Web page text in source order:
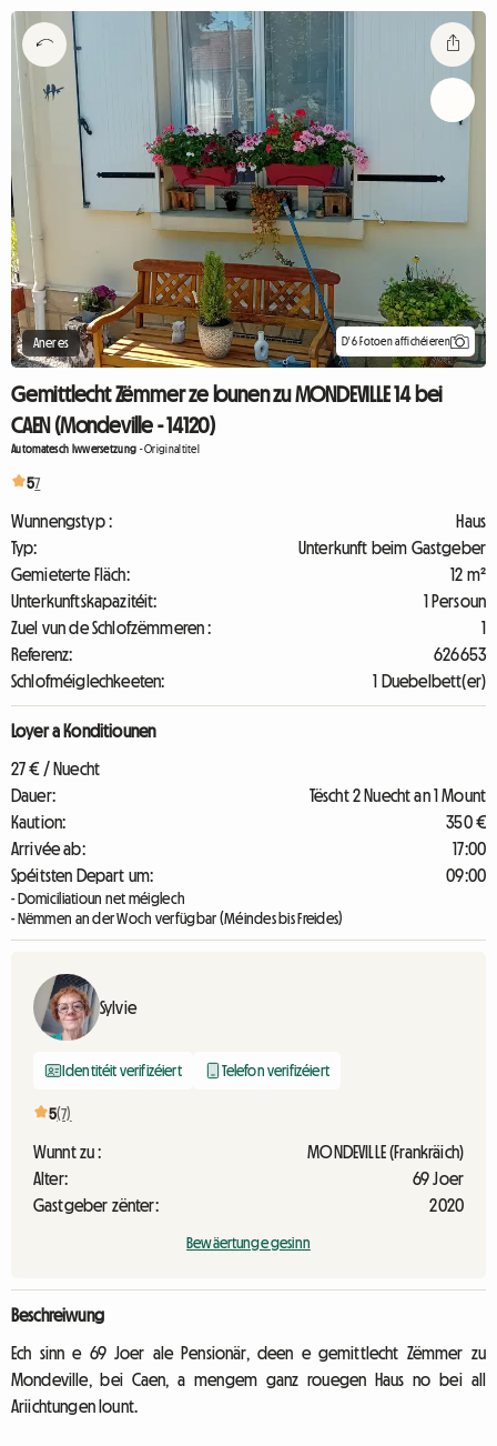
Aneres D'6 Fotoen affichéieren
Gemittlecht Zëmmer ze lounen zu MONDEVILLE 14 bei
CAEN (Mondeville - 14120)
Automatesch Iwwersetzung -Originaltitel
57
Wunnengstyp :
Haus
Typ:
Unterkunft beim Gastgeber
Gemieterte Fläch:
12 m²
Unterkunftskapazitéit:
1 Persoun
Zuel vun de Schlofzëmmeren :
1
Referenz:
626653
Schlofméiglechkeeten:
1 Duebelbett(er)
Loyer a Konditiounen
27 € / Nuecht
Dauer:
Tëscht 2 Nuecht an 1 Mount
Kaution:
350 €
Arrivée ab:
17:00
Spéitsten Depart um:
09:00
- Domiciliatioun net méiglech
- Nëmmen an der Woch verfügbar (Méindes bis Freides)
Sylvie
Identitéit verifizéiert Telefon verifizéiert
5(7)
Wunnt zu :
MONDEVILLE (Frankräich)
Alter:
69 Joer
Gastgeber zënter:
2020
Bewäertunge gesinn
Beschreiwung
Ech sinn e 69 Joer ale Pensionär, deen e gemittlecht Zëmmer zu
Mondeville, bei Caen, a mengem ganz rouegen Haus no bei all
Ariichtungen lount.